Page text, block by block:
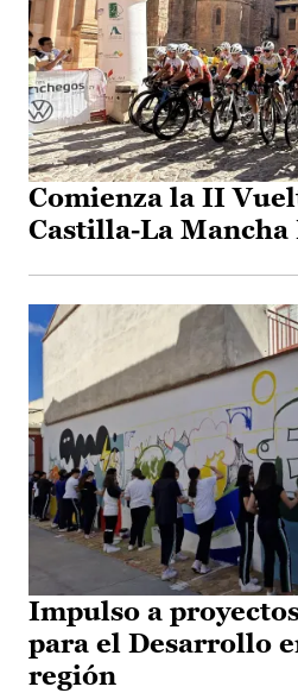
Comienza la II
Castilla-La Mancha
Impulso a
para el Desarrollo
región